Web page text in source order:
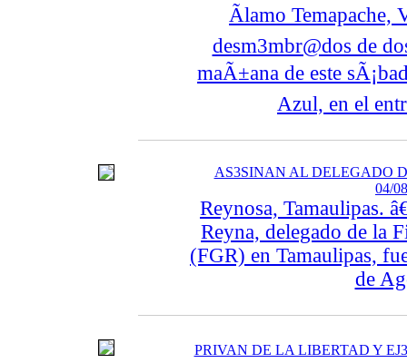
Ãlamo
desm3mbr@dos de
maÃ±ana de este
Azul, en el
AS3SINAN AL DELEGADO
04/
Reynosa, Tamaulipas.
Reyna, delegado de la
(FGR) en Tamaulipas,
de
PRIVAN DE LA LIBERTAD Y